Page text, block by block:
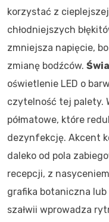
korzystać z
chłodniejszych
zmniejsza napięcie,
zmianę bodźców.
oświetlenie LED o
czytelność tej palety.
półmatowe, które
dezynfekcję. Akcent
daleko od pola
recepcji, z
grafika botaniczna
szałwii wprowadza